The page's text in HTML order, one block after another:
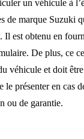
un véhicule à
de marque Suzuki
Il est obtenu en
De plus, ce
véhicule et doit
le présenter en cas
ou de garantie.